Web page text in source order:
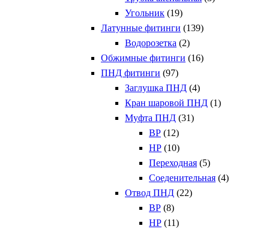
Угольник (19)
Латунные фитинги (139)
Водорозетка (2)
Обжимные фитинги (16)
ПНД фитинги (97)
Заглушка ПНД (4)
Кран шаровой ПНД (1)
Муфта ПНД (31)
ВР (12)
НР (10)
Переходная (5)
Соеденительная (4)
Отвод ПНД (22)
ВР (8)
НР (11)